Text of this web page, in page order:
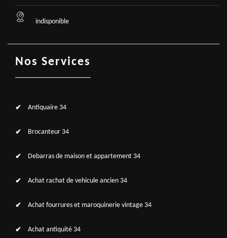
indisponible
Nos Services
Antiquaire 34
Brocanteur 34
Debarras de maison et appartement 34
Achat rachat de vehicule ancien 34
Achat fourrures et maroquinerie vintage 34
Achat antiquité 34